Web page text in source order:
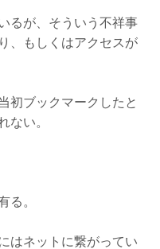
るが、そういう不祥事
、もしくはアクセスが
初ブックマークしたと
ない。
る。
はネットに繋がってい